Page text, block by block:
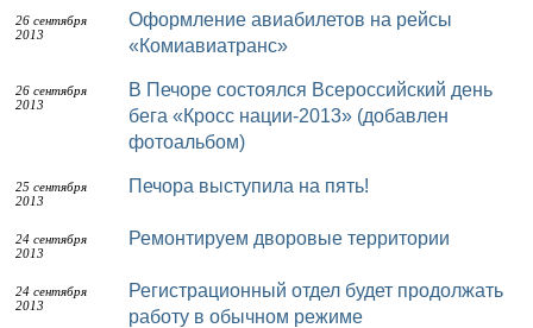
26 сентября
2013
Оформление авиабилетов на рейсы
«Комиавиатранс»
26 сентября
2013
В Печоре состоялся Всероссийский день
бега «Кросс нации-2013» (добавлен
фотоальбом)
25 сентября
2013
Печора выступила на пять!
24 сентября
2013
Ремонтируем дворовые территории
24 сентября
2013
Регистрационный отдел будет продолжать
работу в обычном режиме